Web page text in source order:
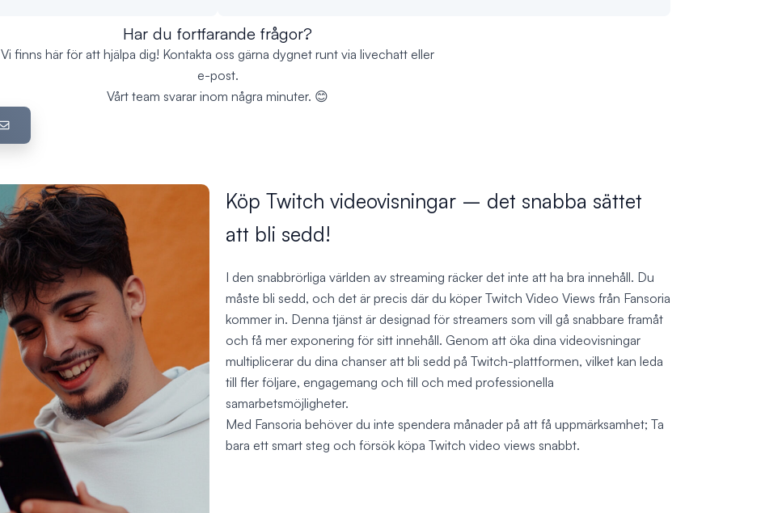
Har du fortfarande frågor?
Vi finns här för att hjälpa dig! Kontakta oss gärna dygnet runt via livechatt eller
e-post.
Vårt team svarar inom några minuter. 😊
Köp Twitch videovisningar – det snabba sättet
att bli sedd!
I den snabbrörliga världen av streaming räcker det inte att ha bra innehåll. Du
måste bli sedd, och det är precis där du köper Twitch Video Views från Fansoria
kommer in. Denna tjänst är designad för streamers som vill gå snabbare framåt
och få mer exponering för sitt innehåll. Genom att öka dina videovisningar
multiplicerar du dina chanser att bli sedd på Twitch-plattformen, vilket kan leda
till fler följare, engagemang och till och med professionella
samarbetsmöjligheter.
Med Fansoria behöver du inte spendera månader på att få uppmärksamhet; Ta
bara ett smart steg och försök köpa Twitch video views snabbt.